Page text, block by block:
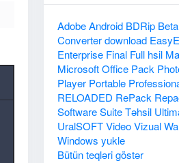
Adobe Android BDRip Beta
Converter download
Enterprise Final Full hsil
Microsoft Office Pack
Player Portable
RELOADED RePack
Software Suite Təhsil
UralSOFT Video Vizual
Windows yukle
Bütün teqləri göstər